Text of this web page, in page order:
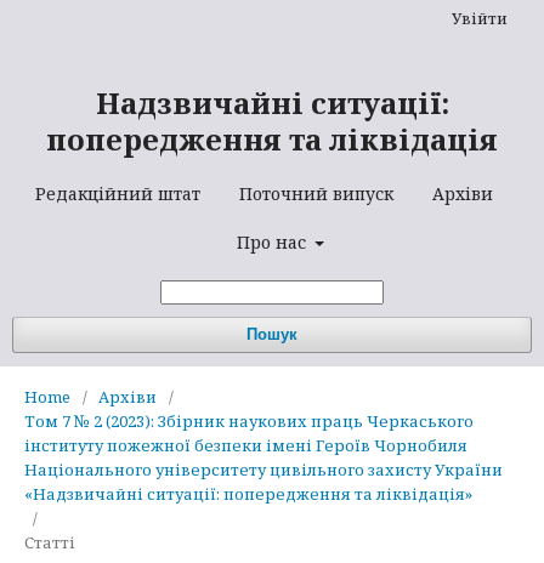
Надзвичайні ситуації:
попередження та ліквідація
Редакційний штат Поточний випуск Архіви
Про нас
Пошук
Увійти
Home / Архіви
/
Том 7 № 2 (2023): Збірник наукових праць Черкаського
інституту пожежної безпеки імені Героїв Чорнобиля
Національного університету цивільного захисту України
«Надзвичайні ситуації: попередження та ліквідація»
/
Статті